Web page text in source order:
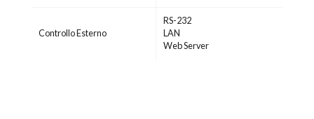
Controllo Esterno
RS-232
LAN
Web Server